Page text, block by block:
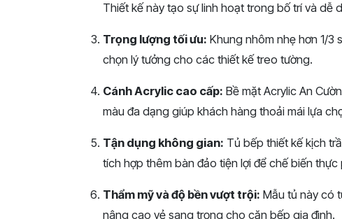
Thiết kế này tạo sự linh hoạt trong bố trí và dễ
Trọng lượng tối ưu: Khung nhôm nhẹ hơn 1/3
chọn lý tưởng cho các thiết kế treo tường.
Cánh Acrylic cao cấp: Bề mặt Acrylic An
màu đa dạng giúp khách hàng thoải mái lựa
Tận dụng không gian: Tủ bếp thiết kế kịch
tích hợp thêm bàn đảo tiện lợi để chế biến thực
Thẩm mỹ và độ bền vượt trội: Mẫu tủ này có
nâng cao vẻ sang trọng cho căn bếp gia đình.